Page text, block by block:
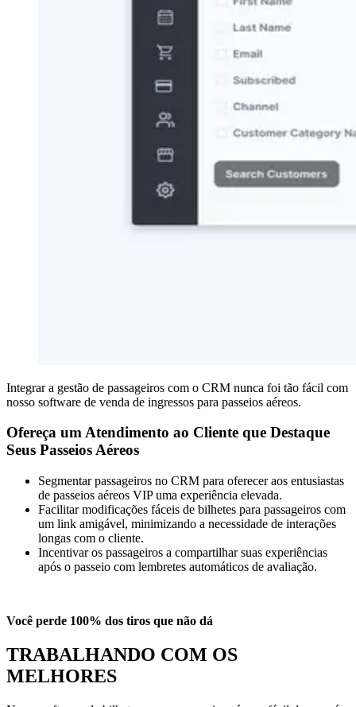
Integrar a gestão de passageiros com o CRM nunca foi tão fácil com
nosso software de venda de ingressos para passeios aéreos.
Ofereça um Atendimento ao Cliente que Destaque
Seus Passeios Aéreos
Segmentar passageiros no CRM para oferecer aos entusiastas
de passeios aéreos VIP uma experiência elevada.
Facilitar modificações fáceis de bilhetes para passageiros com
um link amigável, minimizando a necessidade de interações
longas com o cliente.
Incentivar os passageiros a compartilhar suas experiências
após o passeio com lembretes automáticos de avaliação.
Você perde 100% dos tiros que não dá
TRABALHANDO COM OS
MELHORES